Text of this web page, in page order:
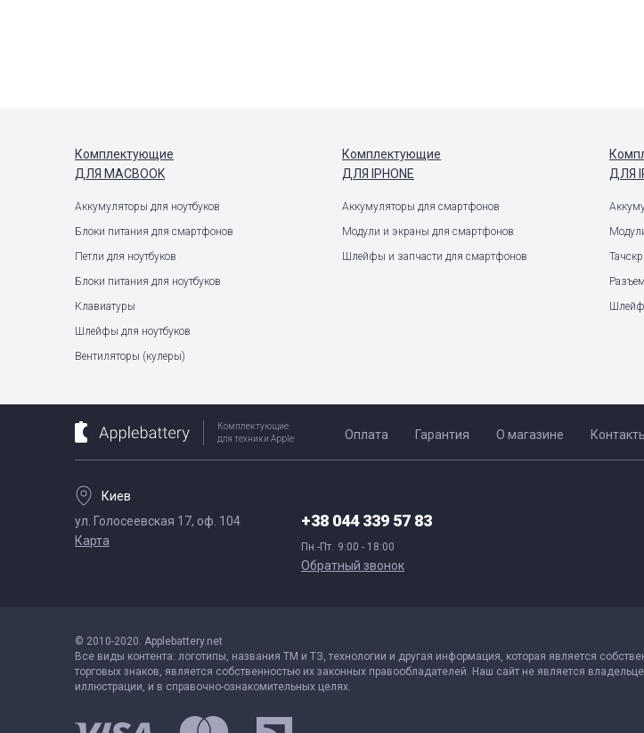
Комплектующие
ДЛЯ MACBOOK
Аккумуляторы для ноутбуков
Блоки питания для смартфонов
Петли для ноутбуков
Блоки питания для ноутбуков
Клавиатуры
Шлейфы для ноутбуков
Вентиляторы (кулеры)
Комплектующие
ДЛЯ IPHONE
Аккумуляторы для смартфонов
Модули и экраны для смартфонов
Шлейфы и запчасти для смартфонов
ДЛЯ
Комплектующие
для техники Apple
Оплата Гарантия О магазине
Киев
ул. Голосеевская 17, оф. 104
Карта
+38 044 339 57 83
Пн.-Пт. 9:00 - 18:00
Обратный звонок
© 2010-2020. Applebattery.net
Все виды контента: логотипы, названия ТМ и ТЗ, технологии и другая информация, которая является
торговых знаков, является собственностью их законных правообладателей. Наш сайт не является
иллюстрации, и в справочно-ознакомительных целях.